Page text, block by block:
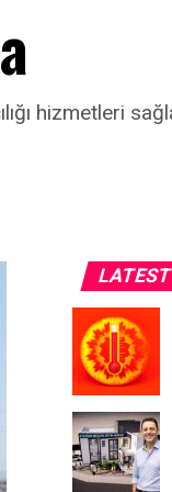
hizmetleri
LATEST